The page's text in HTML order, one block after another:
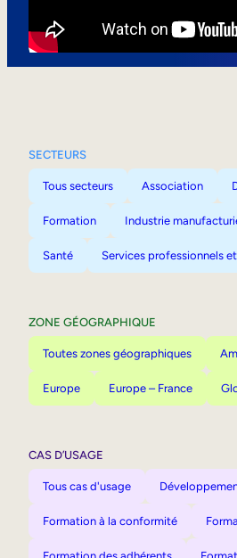
SECTEURS
Tous secteurs Association
Formation Industrie
Santé Services professionnels
ZONE GÉOGRAPHIQUE
Toutes zones géographiques
Europe Europe – France
CAS D’USAGE
Tous cas d'usage
Formation à la conformité